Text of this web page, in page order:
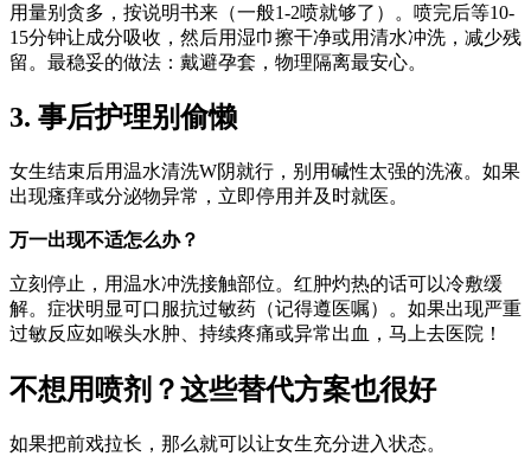
用量别贪多，按说明书来（一般1-2喷就够了）。喷完后等10-
15分钟让成分吸收，然后用湿巾擦干净或用清水冲洗，减少残
留。最稳妥的做法：戴避孕套，物理隔离最安心。
3. 事后护理别偷懒
女生结束后用温水清洗W阴就行，别用碱性太强的洗液。如果
出现瘙痒或分泌物异常，立即停用并及时就医。
万一出现不适怎么办？
立刻停止，用温水冲洗接触部位。红肿灼热的话可以冷敷缓
解。症状明显可口服抗过敏药（记得遵医嘱）。如果出现严重
过敏反应如喉头水肿、持续疼痛或异常出血，马上去医院！
不想用喷剂？这些替代方案也很好
如果把前戏拉长，那么就可以让女生充分进入状态。